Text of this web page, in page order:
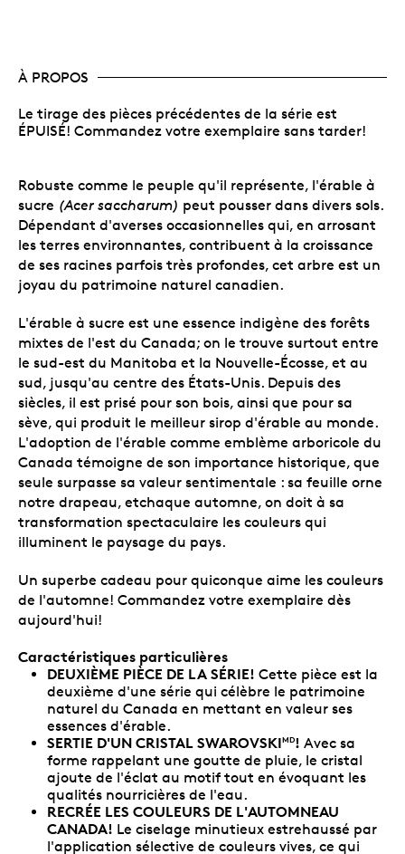
À PROPOS
Le tirage des pièces précédentes de la série est
ÉPUISÉ! Commandez votre exemplaire sans tarder!
Robuste comme le peuple qu'il représente, l'érable à
sucre (Acer saccharum) peut pousser dans divers sols.
Dépendant d'averses occasionnelles qui, en arrosant
les terres environnantes, contribuent à la croissance
de ses racines parfois très profondes, cet arbre est un
joyau du patrimoine naturel canadien.
L'érable à sucre est une essence indigène des forêts
mixtes de l'est du Canada; on le trouve surtout entre
le sud-est du Manitoba et la Nouvelle-Écosse, et au
sud, jusqu'au centre des États-Unis. Depuis des
siècles, il est prisé pour son bois, ainsi que pour sa
sève, qui produit le meilleur sirop d'érable au monde.
L'adoption de l'érable comme emblème arboricole du
Canada témoigne de son importance historique, que
seule surpasse sa valeur sentimentale : sa feuille orne
notre drapeau, etchaque automne, on doit à sa
transformation spectaculaire les couleurs qui
illuminent le paysage du pays.
Un superbe cadeau pour quiconque aime les couleurs
de l'automne! Commandez votre exemplaire dès
aujourd'hui!
Caractéristiques particulières
DEUXIÈME PIÈCE DE LA SÉRIE! Cette pièce est la
deuxième d'une série qui célèbre le patrimoine
naturel du Canada en mettant en valeur ses
essences d'érable.
SERTIE D'UN CRISTAL SWAROVSKIMD! Avec sa
forme rappelant une goutte de pluie, le cristal
ajoute de l'éclat au motif tout en évoquant les
qualités nourricières de l'eau.
RECRÉE LES COULEURS DE L'AUTOMNEAU
CANADA! Le ciselage minutieux estrehaussé par
l'application sélective de couleurs vives, ce qui